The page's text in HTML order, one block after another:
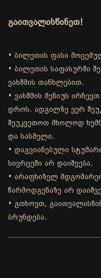
გაითვალისწინეთ!
• ბილეთის ფასი
• ბილეთის საფასურში
ვახშმის თანხლებით.
• ვახშმის მენიუს
დროს. ადგილზე ვერ
შეუკვეთოთ მხოლოდ
და სასმელი.
• დაგვიანებული
სივრცეში არ დაიშვება.
• არაფხიზელ
წარმოდგენაზე არ
• გთხოვთ,
ბრუნდება.